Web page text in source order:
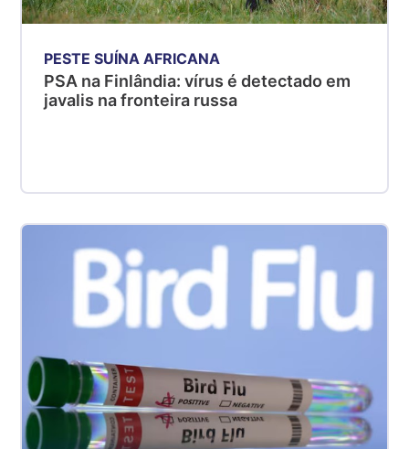
PESTE SUÍNA AFRICANA
PSA na Finlândia: vírus é detectado em
javalis na fronteira russa